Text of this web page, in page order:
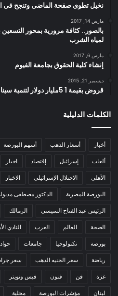
نخيل تطوى صفحة الماضى وتنجح فى
مارس 14, 2017
بالصور.. كثافة مرورية بمحور
لمياه الشرب
مارس 6, 2017
إنشاء كلية الحقوق بجامعة الفيوم
ديسمبر 21, 2015
قروض بقيمة 1 5مليار دولار لتنمية سيناء
الكلمات الدليلية
أخبار أسعار الذهب أسهم البورصة
ألعاب إسرائيل إقتصاد اخبار
الأهلي الاحتلال الإسرائيلي الاخبار
البورصة المصرية الدكتور مصطفى
الرئيس عبد الفتاح السيسي الزمالك
الصحة العالم العرب النادي
بورصة تكنولوجيا جامعات
رياضة سعر الجنيه الذهب سعر
غزة فن فنون فيس وتويتر
لبنان مؤشرات البورصة محلية